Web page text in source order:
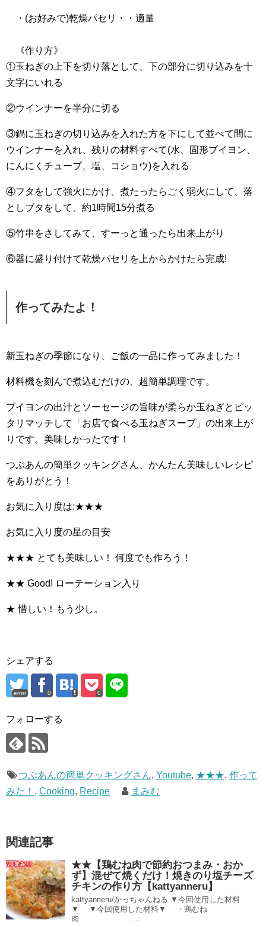
・(お好みで)乾燥パセリ・・適量
《作り方》
①玉ねぎの上下を切り落として、下の部分に切り込みを十
文字にいれる
②ウインナーを半分に切る
③鍋に玉ねぎの切り込みを入れた方を下にして並べて間に
ウインナーを入れ、残りの材料すべて(水、固形ブイヨン、
にんにくチューブ、塩、コショウ)を入れる
④フタをして強火にかけ、煮たったらごく弱火にして、落
としブタをして、約1時間15分煮る
⑤竹串をさしてみて、すーっと通ったら出来上がり
⑥器に盛り付けて乾燥パセリを上からかけたら完成!
作ってみたよ！
新玉ねぎの季節になり、ご飯の一品に作ってみました！
材料機を刻んで煮込むだけの、超簡単調理です。
ブイヨンの出汁とソーセージの旨味が柔らか玉ねぎとピッ
タリマッチして「お店で食べる玉ねぎスープ」の出来上が
りです。美味しかったです！
つぶあんの簡単クッキングさん、かんたん美味しいレシピ
をありがとう！
お気に入り度は:★★★
お気に入り度の星の目安
★★★ とても美味しい！ 何度でも作ろう！
★★ Good! ローテーション入り
★ 惜しい！もう少し。
シェアする
error 0 0
フォローする
つぶあんの簡単クッキングさん, Youtube, ★★★, 作って
みた！ , Cooking, Recipe まみむ
関連記事
★★【鶏むね肉で節約おつまみ・おか
ず】混ぜて焼くだけ！焼きのり塩チーズ
チキンの作り方【kattyanneru】
kattyanneru/かっちゃんねる ▼今回使用した材料
▼ ▼今回使用した材料▼ ・鶏むね
肉 ...